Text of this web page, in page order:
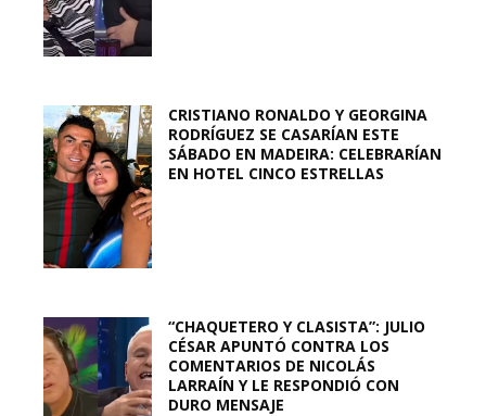
CRISTIANO RONALDO Y GEORGINA
RODRÍGUEZ SE CASARÍAN ESTE
SÁBADO EN MADEIRA: CELEBRARÍAN
EN HOTEL CINCO ESTRELLAS
“CHAQUETERO Y CLASISTA”: JULIO
CÉSAR APUNTÓ CONTRA LOS
COMENTARIOS DE NICOLÁS
LARRAÍN Y LE RESPONDIÓ CON
DURO MENSAJE